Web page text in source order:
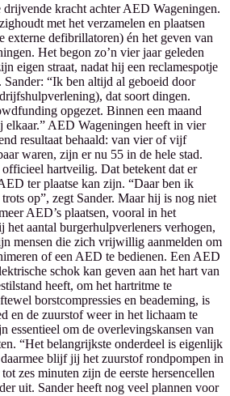
drijvende kracht achter AED Wageningen.
met het verzamelen en plaatsen
externe defibrillatoren) én het geven van
Het begon zo’n vier jaar geleden
eigen straat, nadat hij een reclamespotje
“Ik ben altijd al geboeid door
dat soort dingen.
opgezet. Binnen een maand
elkaar.” AED Wageningen heeft in vier
resultaat behaald: van vier of vijf
waren, zijn er nu 55 in de hele stad.
hartveilig. Dat betekent dat er
ter plaatse kan zijn. “Daar ben ik
op”, zegt Sander. Maar hij is nog niet
AED’s plaatsen, vooral in het
aantal burgerhulpverleners verhogen,
mensen die zich vrijwillig aanmelden om
of een AED te bedienen. Een AED
schok kan geven aan het hart van
heeft, om het hartritme te
borstcompressies en beademing, is
en de zuurstof weer in het lichaam te
essentieel om de overlevingskansen van
“Het belangrijkste onderdeel is eigenlijk
blijf jij het zuurstof rondpompen in
zes minuten zijn de eerste hersencellen
uit. Sander heeft nog veel plannen voor